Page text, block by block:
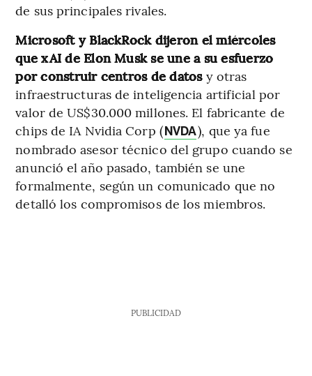
de sus principales rivales.
Microsoft y BlackRock dijeron el miércoles
que xAI de Elon Musk se une a su esfuerzo
por construir centros de datosy otras
infraestructuras de inteligencia artificial por
valor de US$30.000 millones. El fabricante de
chips de IA Nvidia Corp (NVDA), que ya fue
nombrado asesor técnico del grupo cuando se
anunció el año pasado, también se une
formalmente, según un comunicado que no
detalló los compromisos de los miembros.
PUBLICIDAD